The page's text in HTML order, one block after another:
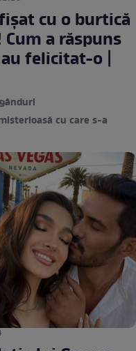
cu o burtică
a răspuns
felicitat-o |
cu care s-a